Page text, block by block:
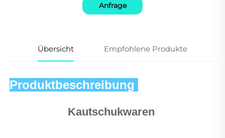
Anfrage
Übersicht Empfohlene Produkte
Produktbeschreibung
Kautschukwaren